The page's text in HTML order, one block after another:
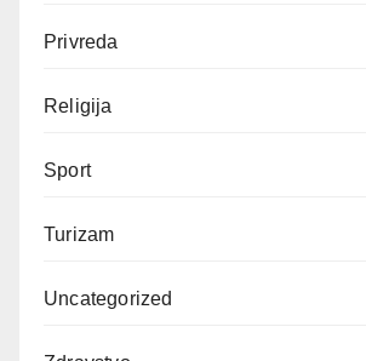
Privreda
Religija
Sport
Turizam
Uncategorized